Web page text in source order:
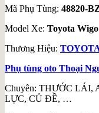
Mã Phụ Tùng: 48820-
Model Xe: Toyota
Thương Hiệu:
Phụ tùng oto Thoại
Chuyên: THƯỚC LÁI,
LỰC, CỦ ĐỀ, …